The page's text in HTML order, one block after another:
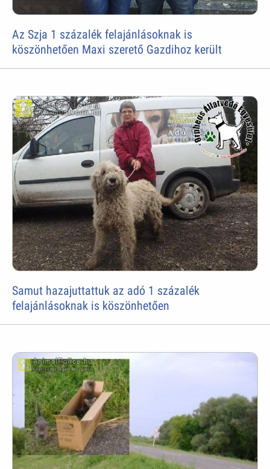
Az Szja 1 százalék felajánlásoknak is
köszönhetően Maxi szerető Gazdihoz került
Samut hazajuttattuk az adó 1 százalék
felajánlásoknak is köszönhetően